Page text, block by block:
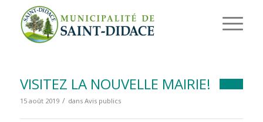
VISITEZ LA NOUVELLE MAIRIE!
15 août 2019 / dans Avis publics